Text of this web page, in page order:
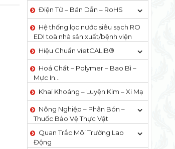
Điện Tử – Bán Dẫn – RoHS
Hệ thống lọc nước siêu sạch RO
EDI​​ toà nhà sản xuất/bệnh viện
Hiệu Chuẩn vietCALIB®
Hoá Chất – Polymer – Bao Bì –
Mực In…
Khai Khoáng – Luyện Kim – Xi Mạ
Nông Nghiệp – Phân Bón –
Thuốc Bảo Vệ Thực Vật
Quan Trắc Môi Trường Lao
Động